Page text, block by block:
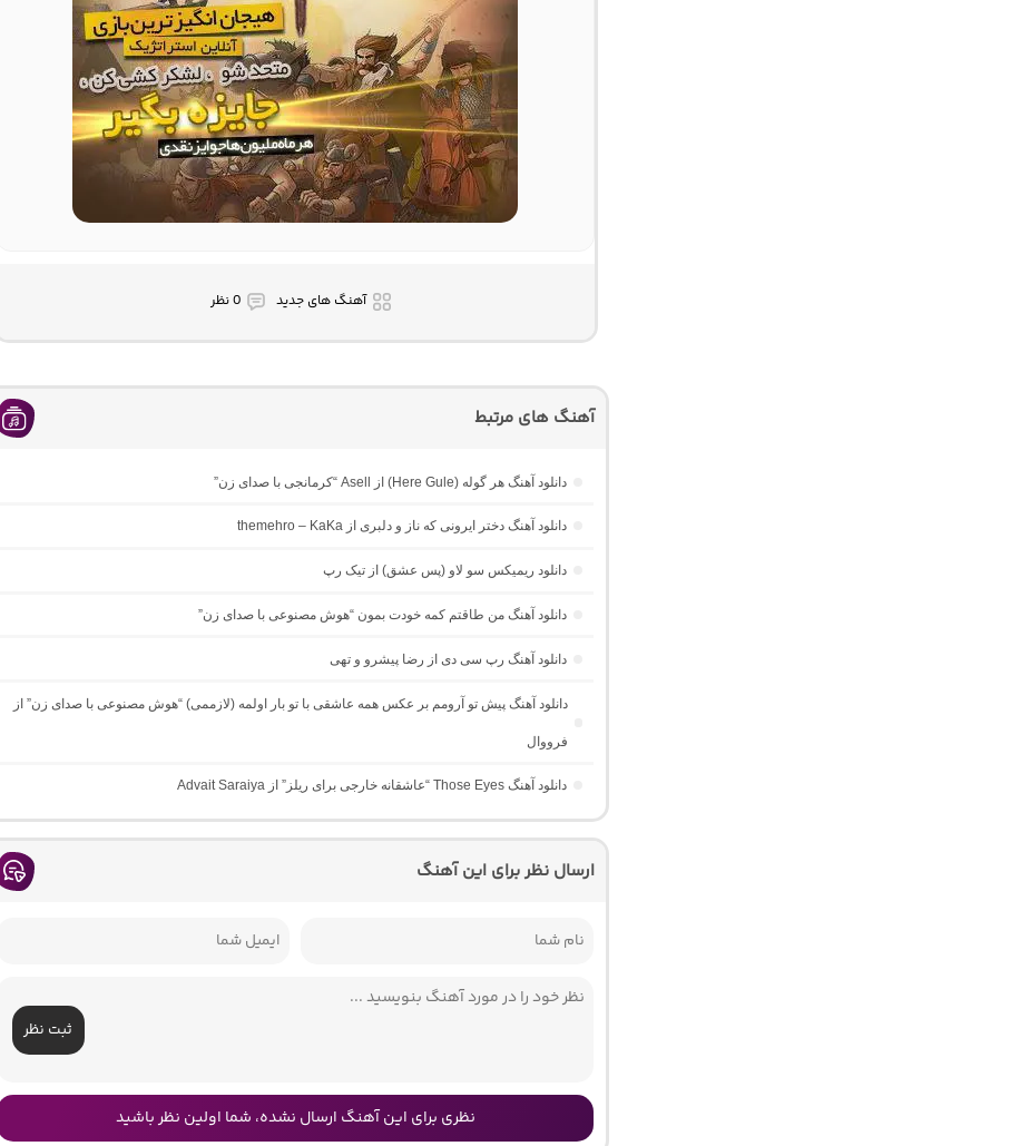
آهنگ های جدید 0 نظر
آهنگ های مرتبط
دانلود آهنگ هر گوله (Here Gule) از Asell “کرمانجی با صدای زن”
دانلود آهنگ دختر ایرونی که ناز و دلبری از themehro – KaKa
دانلود ریمیکس سو لاو (پس عشق) از تیک رپ
دانلود آهنگ من طاقتم کمه خودت بمون “هوش مصنوعی با صدای زن”
دانلود آهنگ رپ سی دی از رضا پیشرو و تهی
دانلود آهنگ پیش تو آرومم بر عکس همه عاشقی با تو بار اولمه (لازممی) “هوش مصنوعی با صدای زن” از
فرووال
دانلود آهنگ Those Eyes “عاشقانه خارجی برای ریلز” از Advait Saraiya
ارسال نظر برای این آهنگ
ثبت نظر
نظری برای این آهنگ ارسال نشده، شما اولین نظر باشید